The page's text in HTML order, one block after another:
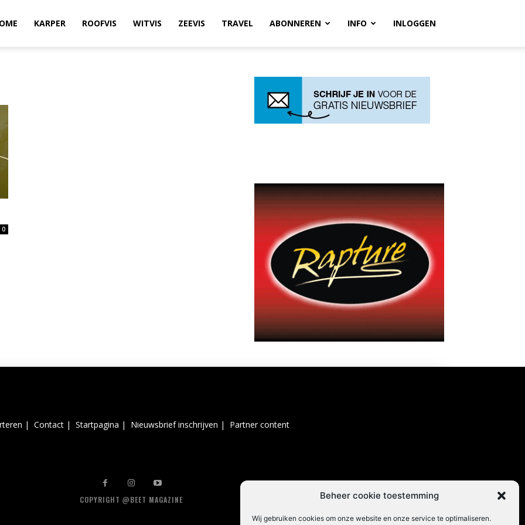
Beheer cookie toestemming
Wij gebruiken cookies om onze website en onze service te optimaliseren.
KARPER ROOFVIS WITVIS ZEEVIS TRAVEL ABONNEREN INFO INLOGGEN
0
| Contact | Startpagina | Nieuwsbrief inschrijven | Partner content
COPYRIGHT @BEET MAGAZINE